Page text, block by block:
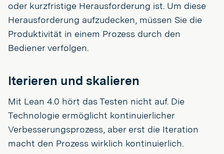
oder kurzfristige Herausforderung ist. Um diese
Herausforderung aufzudecken, müssen Sie die
Produktivität in einem Prozess durch den
Bediener verfolgen.
Iterieren und skalieren
Mit Lean 4.0 hört das Testen nicht auf. Die
Technologie ermöglicht kontinuierlicher
Verbesserungsprozess, aber erst die Iteration
macht den Prozess wirklich kontinuierlich.